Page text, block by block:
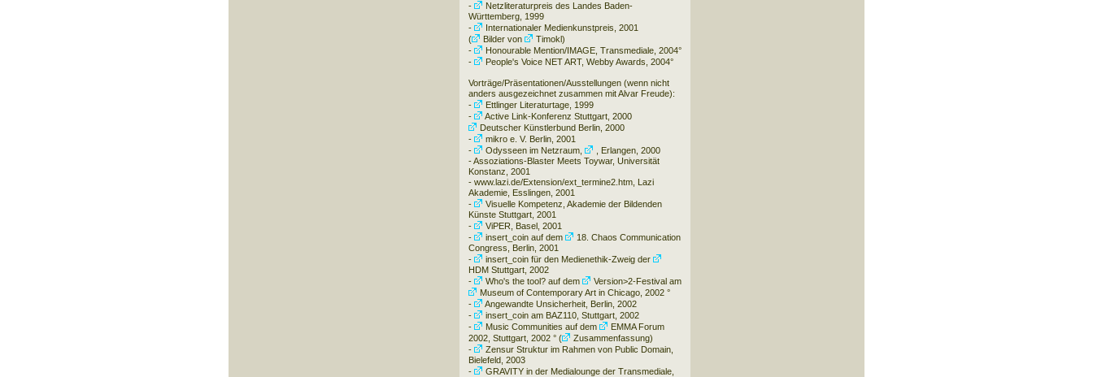
-
Netzliteraturpreis des Landes Baden-
Württemberg, 1999
-
Internationaler Medienkunstpreis , 2001
(
Bildervon Timokl)
-
Honourable Mention/IMAGE, Transmediale, 2004°
-
People's Voice NET ART, Webby Awards, 2004°
Vorträge/Präsentationen/Ausstellungen (wenn nicht
anders ausgezeichnet zusammen mit Alvar Freude):
-
Ettlinger Literaturtage, 1999
-
Active Link-Konferenz Stuttgart, 2000
Deutscher KünstlerbundBerlin, 2000
-
mikro e. V. Berlin, 2001
-
Odysseen im Netzraum,
, Erlangen, 2000
-Assoziations-Blaster Meets Toywar, Universität
Konstanz, 2001
- www.lazi.de/Extension/ext_termine2.htm, Lazi
Akademie, Esslingen, 2001
-
Visuelle Kompetenz , Akademie der Bildenden
Künste Stuttgart, 2001
-
ViPER , Basel, 2001
-
insert_coinauf dem
18. Chaos Communication
Congress , Berlin, 2001
-
insert_coinfür den Medienethik-Zweig der
HDM Stuttgart, 2002
-
Who's the tool? auf dem Version>2-Festivalam
Museum of Contemporary Artin Chicago, 2002 °
-
Angewandte Unsicherheit, Berlin, 2002
-
insert_coinam BAZ110, Stuttgart, 2002
-
Music Communities auf dem
EMMA Forum
2002, Stuttgart, 2002 ° ( Zusammenfassung)
-
Zensur Strukturim Rahmen von Public Domain,
Bielefeld, 2003
-
GRAVITY in der Medialounge der Transmediale,